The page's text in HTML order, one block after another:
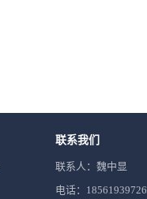
联系我们
联系人：魏中显
电话：18561939726